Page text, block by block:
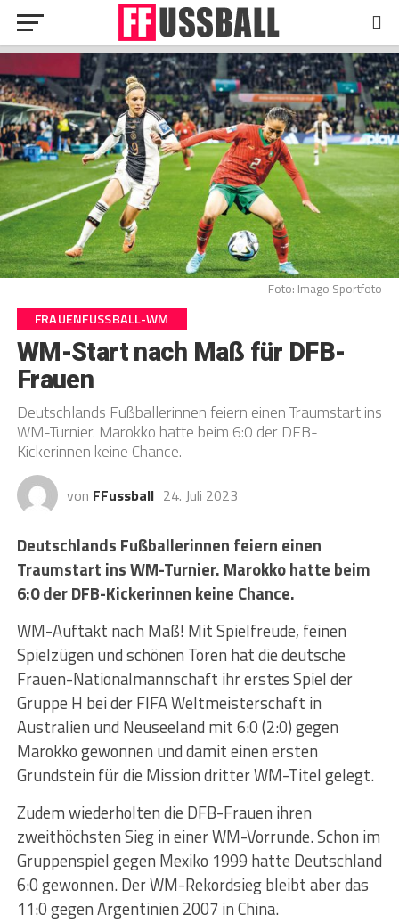
Foto: Imago Sportfoto
FRAUENFUSSBALL-WM
WM-Start nach Maß für DFB-
Frauen
Deutschlands Fußballerinnen feiern einen Traumstart ins
WM-Turnier. Marokko hatte beim 6:0 der DFB-
Kickerinnen keine Chance.
von FFussball 24. Juli 2023
Deutschlands Fußballerinnen feiern einen
Traumstart ins WM-Turnier. Marokko hatte beim
6:0 der DFB-Kickerinnen keine Chance.
WM-Auftakt nach Maß! Mit Spielfreude, feinen
Spielzügen und schönen Toren hat die deutsche
Frauen-Nationalmannschaft ihr erstes Spiel der
Gruppe H bei der FIFA Weltmeisterschaft in
Australien und Neuseeland mit 6:0 (2:0) gegen
Marokko gewonnen und damit einen ersten
Grundstein für die Mission dritter WM-Titel gelegt.
Zudem wiederholten die DFB-Frauen ihren
zweithöchsten Sieg in einer WM-Vorrunde. Schon im
Gruppenspiel gegen Mexiko 1999 hatte Deutschland
6:0 gewonnen. Der WM-Rekordsieg bleibt aber das
11:0 gegen Argentinien 2007 in China.